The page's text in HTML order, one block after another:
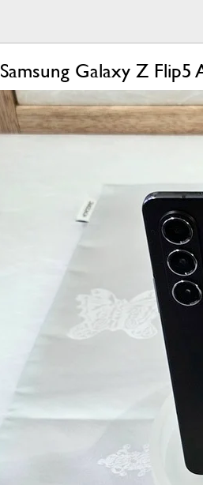
Samsung Galaxy Z Flip5